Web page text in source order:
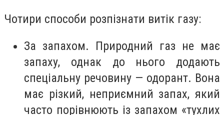
Чотири способи розпізнати витік газу:
За запахом. Природний газ не має
запаху, однак до нього додають
спеціальну речовину — одорант. Вона
має різкий, неприємний запах, який
часто порівнюють із запахом «тухлих